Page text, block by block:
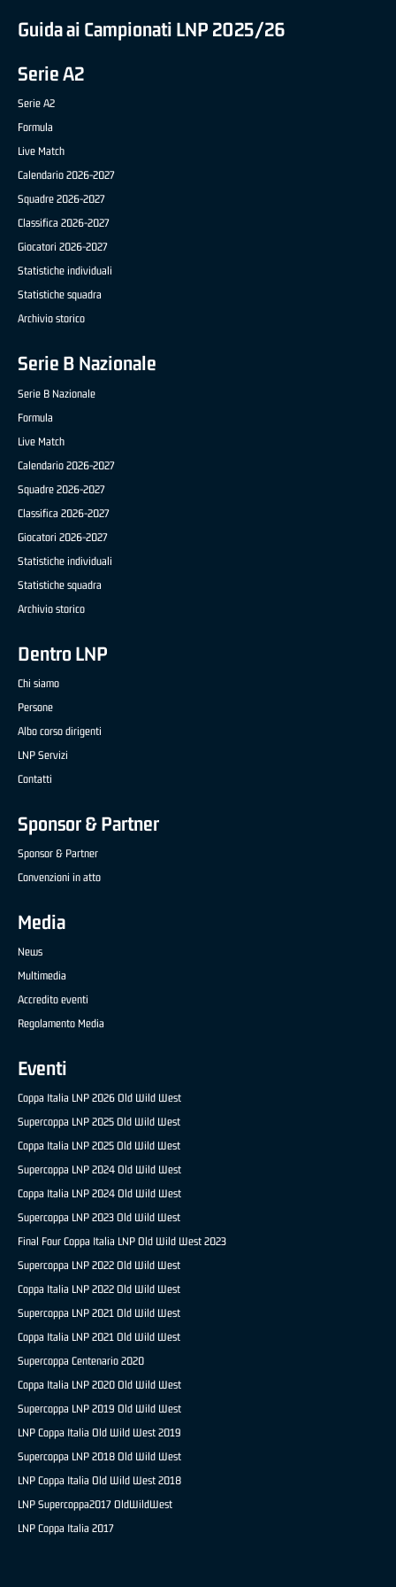
Guida ai Campionati LNP 2025/26
Serie A2
Serie A2
Formula
Live Match
Calendario 2026-2027
Squadre 2026-2027
Classifica 2026-2027
Giocatori 2026-2027
Statistiche individuali
Statistiche squadra
Archivio storico
Serie B Nazionale
Serie B Nazionale
Formula
Live Match
Calendario 2026-2027
Squadre 2026-2027
Classifica 2026-2027
Giocatori 2026-2027
Statistiche individuali
Statistiche squadra
Archivio storico
Dentro LNP
Chi siamo
Persone
Albo corso dirigenti
LNP Servizi
Contatti
Sponsor & Partner
Sponsor & Partner
Convenzioni in atto
Media
News
Multimedia
Accredito eventi
Regolamento Media
Eventi
Coppa Italia LNP 2026 Old Wild West
Supercoppa LNP 2025 Old Wild West
Coppa Italia LNP 2025 Old Wild West
Supercoppa LNP 2024 Old Wild West
Coppa Italia LNP 2024 Old Wild West
Supercoppa LNP 2023 Old Wild West
Final Four Coppa Italia LNP Old Wild West 2023
Supercoppa LNP 2022 Old Wild West
Coppa Italia LNP 2022 Old Wild West
Supercoppa LNP 2021 Old Wild West
Coppa Italia LNP 2021 Old Wild West
Supercoppa Centenario 2020
Coppa Italia LNP 2020 Old Wild West
Supercoppa LNP 2019 Old Wild West
LNP Coppa Italia Old Wild West 2019
Supercoppa LNP 2018 Old Wild West
LNP Coppa Italia Old Wild West 2018
LNP Supercoppa2017 OldWildWest
LNP Coppa Italia 2017